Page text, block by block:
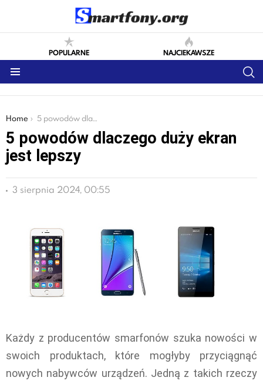
POPULARNE NAJCIEKAWSZE
You are here:
Home 5 powodów dlaczego duży ekran jest lepszy
5 powodów dlaczego duży ekran
jest lepszy
3 sierpnia 2024, 00:55
Każdy z producentów smarfonów szuka nowości w
swoich produktach, które mogłyby przyciągnąć
nowych nabywców urządzeń. Jedną z takich rzeczy